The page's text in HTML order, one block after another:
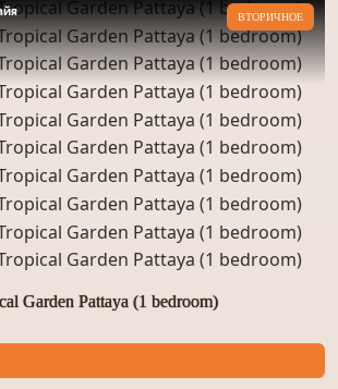
ВТОРИЧНОЕ
Garden Pattaya (1 bedroom)